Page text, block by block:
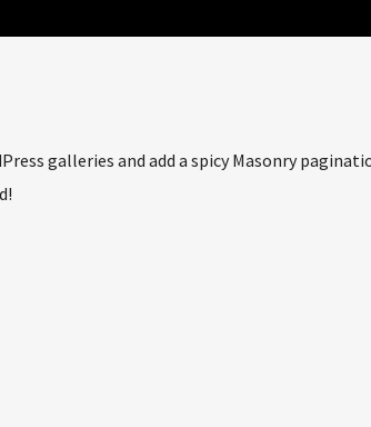
galleries and add a spicy Masonry